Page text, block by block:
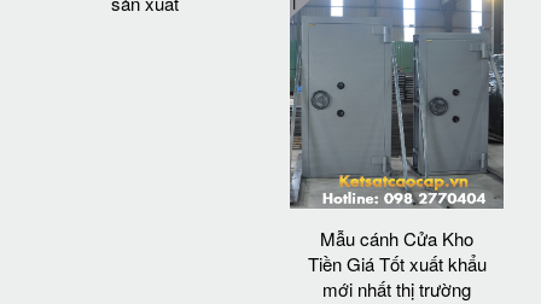
Mẫu cánh Cửa Kho
Tiền Giá Tốt xuất khẩu
mới nhất thị trường